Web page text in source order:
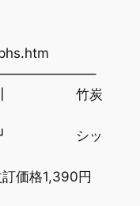
リ┃ 竹炭
シッ
格1,390円